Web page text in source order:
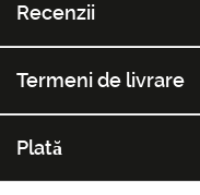
Recenzii
Termeni de livrare
Plată